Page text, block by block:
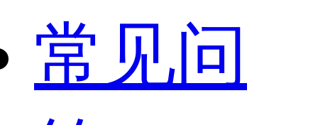
常见问